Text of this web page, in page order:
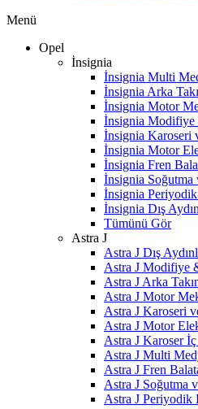
Menü
Opel
İnsignia
İnsignia Multi
İnsignia Arka
İnsignia Motor
İnsignia Modifiye
İnsignia Karoseri
İnsignia Motor
İnsignia Fren
İnsignia Soğutma
İnsignia
İnsignia Dış
Tümünü Gör
Astra J
Astra J Dış
Astra J Modifiye
Astra J Arka
Astra J Motor
Astra J Karoseri
Astra J Motor
Astra J Karoser
Astra J Multi
Astra J Fren
Astra J Soğutma
Astra J Periyodik